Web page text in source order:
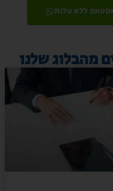
ללא עלות
מהבלוג שלנו